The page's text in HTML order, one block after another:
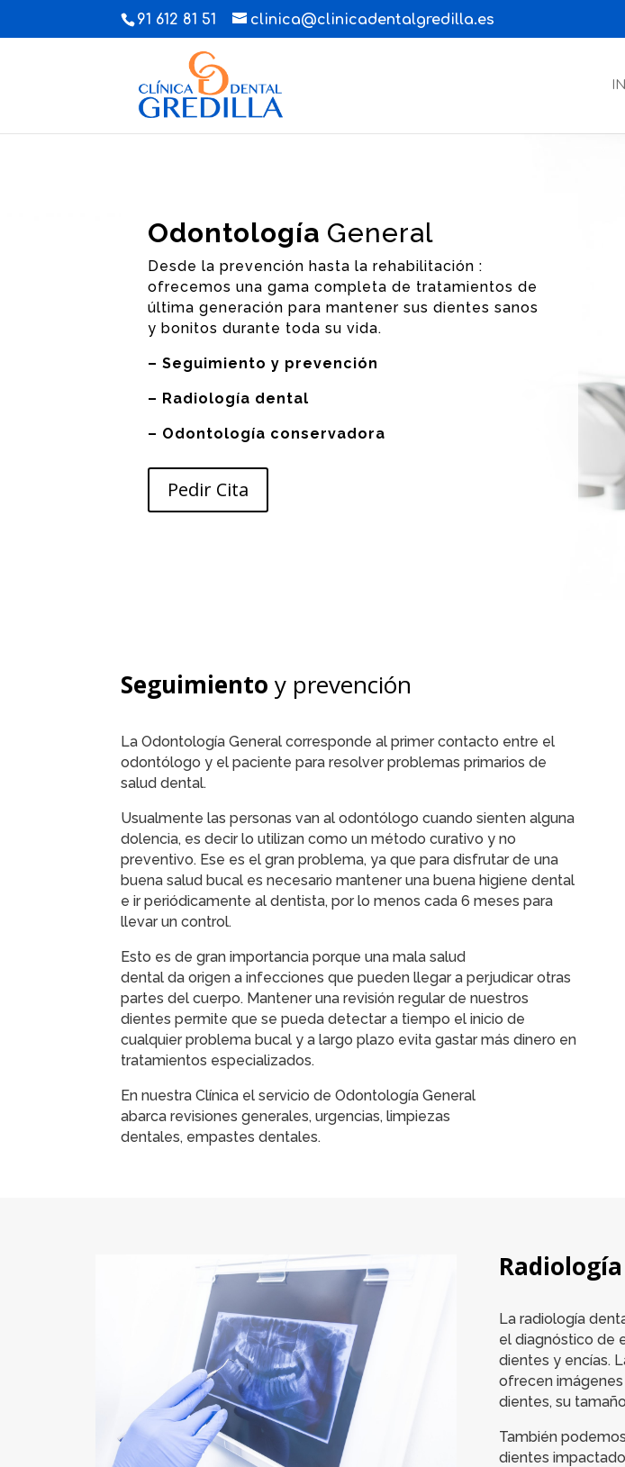
91 612 81 51 clinica@clinicadentalgredilla.es
Odontología General
Desde la prevención hasta la rehabilitación :
ofrecemos una gama completa de tratamientos de
última generación para mantener sus dientes sanos
y bonitos durante toda su vida.
– Seguimiento y prevención
– Radiología dental
– Odontología conservadora
Pedir Cita
Seguimiento y prevención
La Odontología General corresponde al primer contacto entre el
odontólogo y el paciente para resolver problemas primarios de
salud dental.
Usualmente las personas van al odontólogo cuando sienten alguna
dolencia, es decir lo utilizan como un método curativo y no
preventivo. Ese es el gran problema, ya que para disfrutar de una
buena salud bucal es necesario mantener una buena higiene dental
e ir periódicamente al dentista, por lo menos cada 6 meses para
llevar un control.
Esto es de gran importancia porque una mala salud
dental da origen a infecciones que pueden llegar a perjudicar otras
partes del cuerpo. Mantener una revisión regular de nuestros
dientes permite que se pueda detectar a tiempo el inicio de
cualquier problema bucal y a largo plazo evita gastar más dinero en
tratamientos especializados.
En nuestra Clínica el servicio de Odontología General
abarca revisiones generales, urgencias, limpiezas
dentales, empastes dentales.
Radiología
La radiología
el diagnóstico de
dientes y encías.
ofrecen
dientes, su
También
dientes